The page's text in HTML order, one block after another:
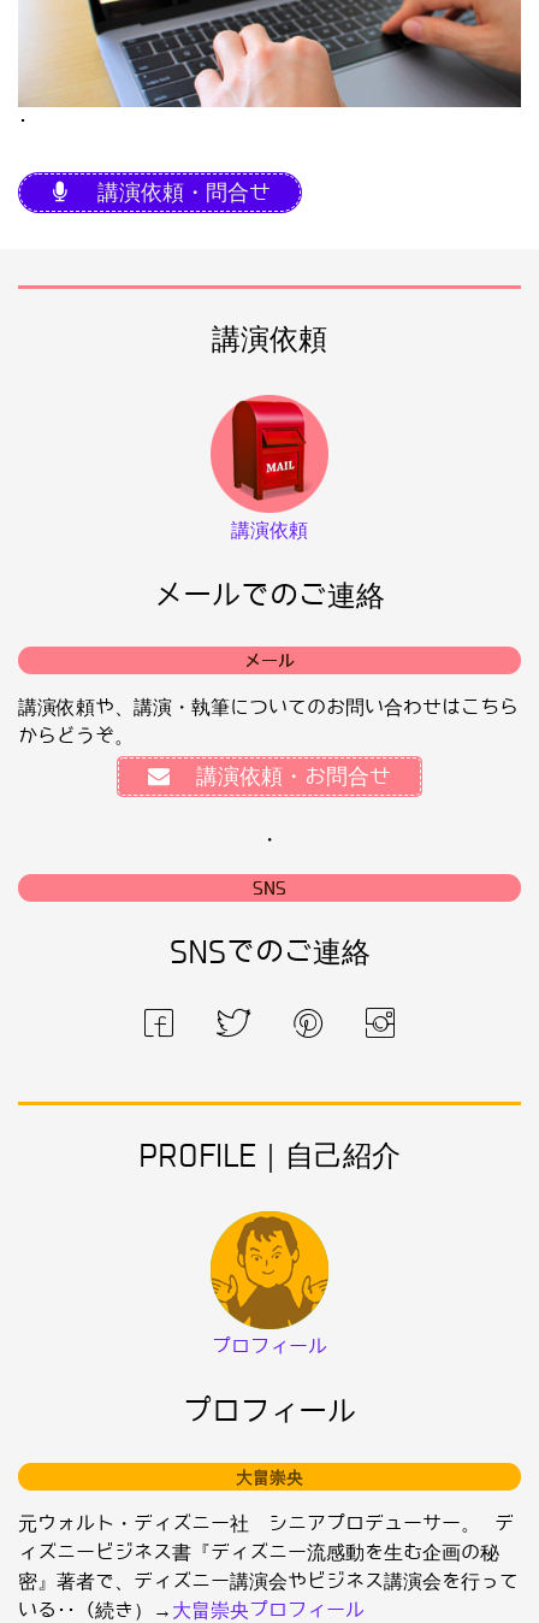
･
講演依頼・問合せ
講演依頼
講演依頼
メールでのご連絡
メール
講演依頼や、講演・執筆についてのお問い合わせはこちら
からどうぞ。
講演依頼・お問合せ
・
SNS
SNSでのご連絡
PROFILE｜自己紹介
プロフィール
プロフィール
大畠崇央
元ウォルト・ディズニー社 シニアプロデューサー。 デ
ィズニービジネス書『ディズニー流感動を生む企画の秘
密』著者で、ディズニー講演会やビジネス講演会を行って
いる･･（続き）→ 大畠崇央プロフィール